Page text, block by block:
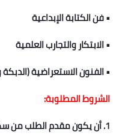
• فن الكتابة الإبداعية
• الابتكار والتجارب العلمية
• الفنون الاستعراضية
الشروط المطلوبة:
1. أن يكون مقدم الطلب من سكان محافظة خان يونس .